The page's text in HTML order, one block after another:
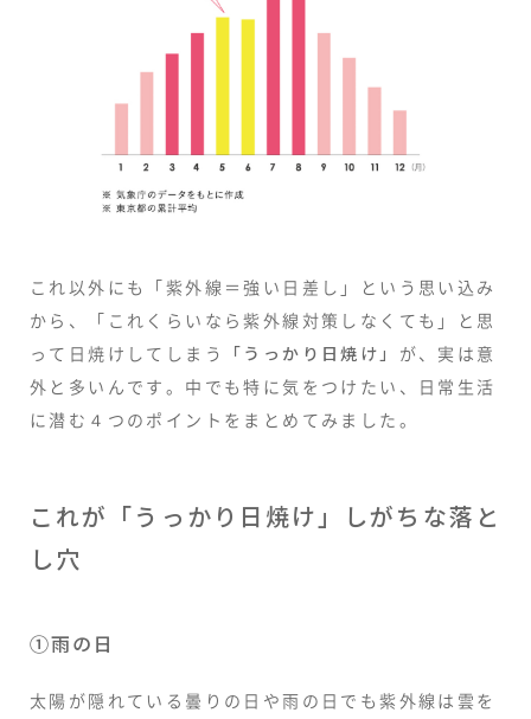
これ以外にも「紫外線＝強い日差し」という思い込み
から、「これくらいなら紫外線対策しなくても」と思
って日焼けしてしまう
「うっかり日焼け」 が、実は意
外と多いんです。中でも特に気をつけたい、日常生活
に潜む４つのポイントをまとめてみました。
これが「うっかり日焼け」しがちな落と
し穴
①雨の日
太陽が隠れている曇りの日や雨の日でも紫外線は雲を